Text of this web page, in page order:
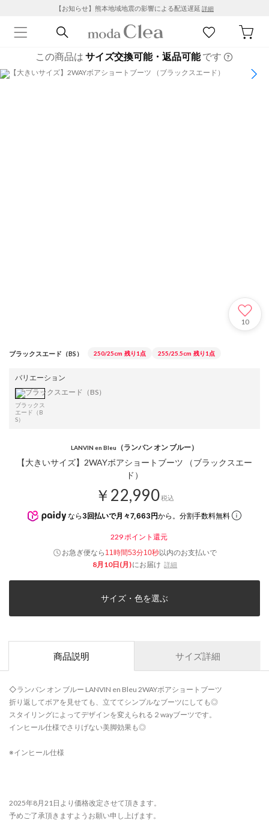
【お知らせ】熊本地域地震の影響による配送遅延 詳細
この商品は サイズ交換可能・返品可能です
1/11
10
ブラックスエード（BS） 250/25cm 残り1点 255/25.5cm 残り1点
バリエーション
ブラックス
エード（B
S）
LANVIN en Bleu （ランバン オン ブルー）
【大きいサイズ】2WAYボアショートブーツ （ブラックスエー
ド）
￥22,990税込
なら 3回払いで月々7,663円から。分割手数料無料
229 ポイント還元
お急ぎ便なら 11時間53分10秒以内のお支払いで
8月10日(月)にお届け 詳細
サイズ・色を選ぶ
商品説明 サイズ詳細
◇ランバン オン ブルー LANVIN en Bleu 2WAYボアショートブーツ
折り返してボアを見せても、立ててシンプルなブーツにしても◎
スタイリングによってデザインを変えられる２wayブーツです。
インヒール仕様でさりげない美脚効果も◎
※インヒール仕様
2025年8月21日より価格改定させて頂きます。
予めご了承頂きますようお願い申し上げます。